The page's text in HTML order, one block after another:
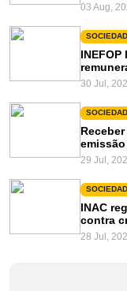
03 Aug,
30 Jul,
29 Jul,
INAC
contra
28 Jul,